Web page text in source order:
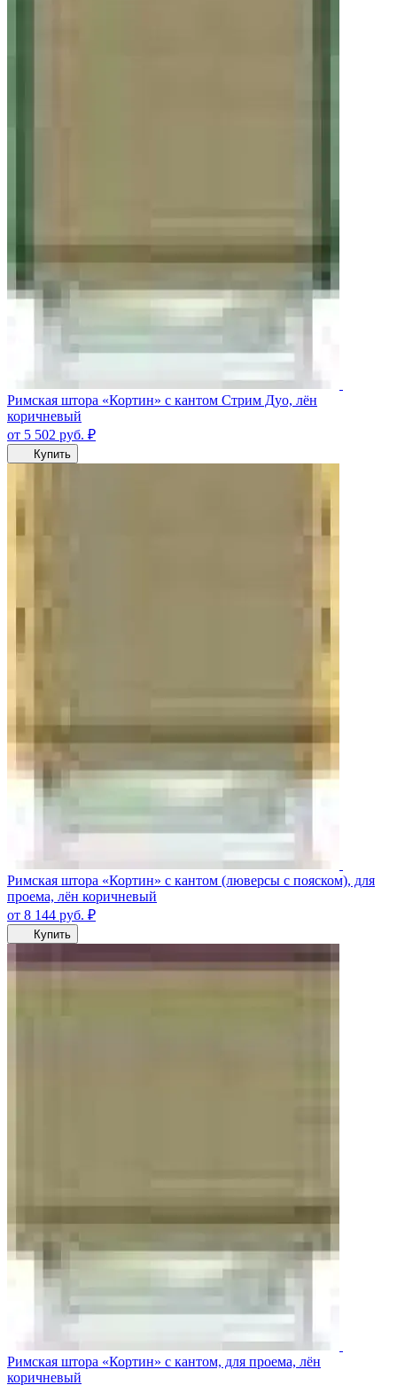
Римская штора «Кортин» с кантом Стрим Дуо, лён
коричневый
от 5 502 руб. ₽
Купить
Римская штора «Кортин» с кантом (люверсы с пояском), для
проема, лён коричневый
от 8 144 руб. ₽
Купить
Римская штора «Кортин» с кантом, для проема, лён
коричневый